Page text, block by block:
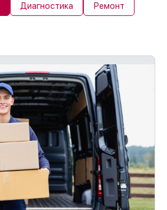
Диагностика Ремонт